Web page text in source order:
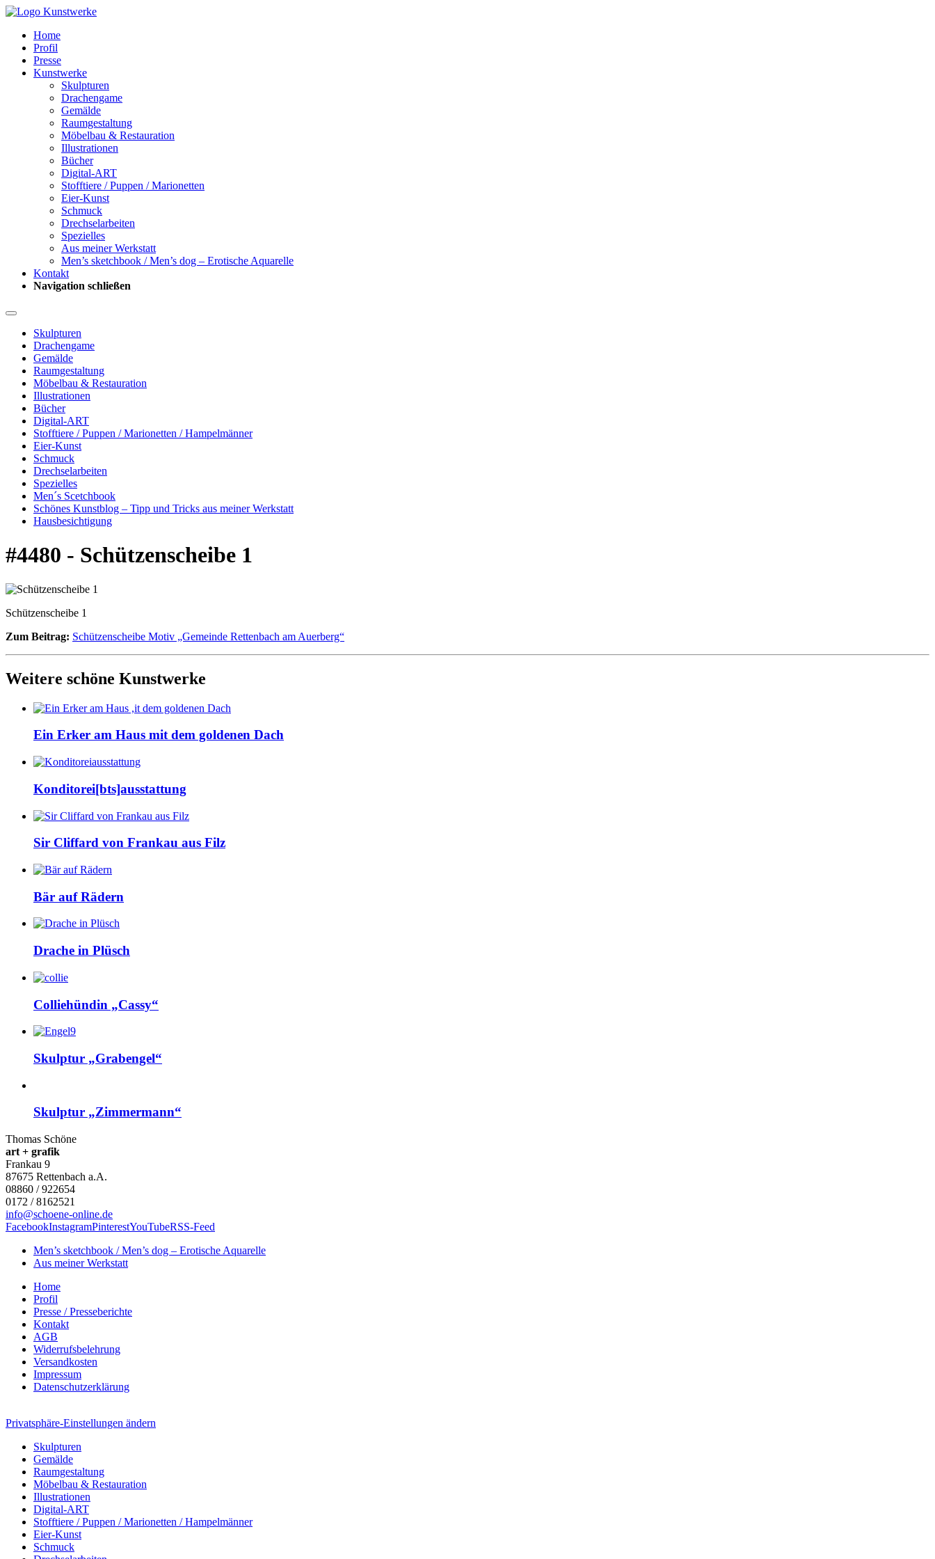
Home
Profil
Presse
Kunstwerke
Skulpturen
Drachengame
Gemälde
Raumgestaltung
Möbelbau & Restauration
Illustrationen
Bücher
Digital-ART
Stofftiere / Puppen / Marionetten
Eier-Kunst
Schmuck
Drechselarbeiten
Spezielles
Aus meiner Werkstatt
Men’s sketchbook / Men’s dog – Erotische Aquarelle
Kontakt
Navigation schließen
Skulpturen
Drachengame
Gemälde
Raumgestaltung
Möbelbau & Restauration
Illustrationen
Bücher
Digital-ART
Stofftiere / Puppen / Marionetten / Hampelmänner
Eier-Kunst
Schmuck
Drechselarbeiten
Spezielles
Men´s Scetchbook
Schönes Kunstblog – Tipp und Tricks aus meiner Werkstatt
Hausbesichtigung
#4480 - Schützenscheibe 1
Schützenscheibe 1
Zum Beitrag: Schützenscheibe Motiv „Gemeinde Rettenbach am Auerberg“
Weitere schöne Kunstwerke
Ein Erker am Haus mit dem goldenen Dach
Konditorei[bts]ausstattung
Sir Cliffard von Frankau aus Filz
Bär auf Rädern
Drache in Plüsch
Colliehündin „Cassy“
Skulptur „Grabengel“
Skulptur „Zimmermann“
Thomas Schöne
art + grafik
Frankau 9
87675 Rettenbach a.A.
08860 / 922654
0172 / 8162521
info@schoene-online.de
FacebookInstagramPinterestYouTubeRSS-Feed
Men’s sketchbook / Men’s dog – Erotische Aquarelle
Aus meiner Werkstatt
Home
Profil
Presse / Presseberichte
Kontakt
AGB
Widerrufsbelehrung
Versandkosten
Impressum
Datenschutzerklärung
Privatsphäre-Einstellungen ändern
Skulpturen
Gemälde
Raumgestaltung
Möbelbau & Restauration
Illustrationen
Digital-ART
Stofftiere / Puppen / Marionetten / Hampelmänner
Eier-Kunst
Schmuck